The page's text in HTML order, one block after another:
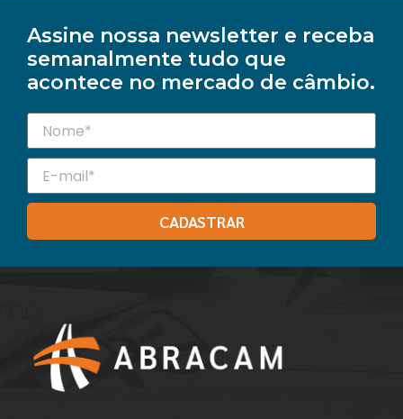
Assine nossa newsletter e receba
semanalmente tudo que
acontece no mercado de câmbio.
CADASTRAR